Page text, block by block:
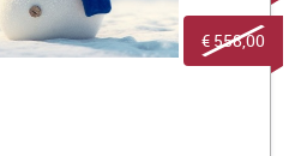
€ 558,00